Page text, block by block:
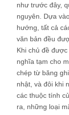
như trước đây,
nguyên. Dựa
hướng, tất cả
văn bản đều
Khi chủ đề
nghĩa tạm cho
chép từ băng
nhật, và đôi khi
các thuộc tính
ra, những loại